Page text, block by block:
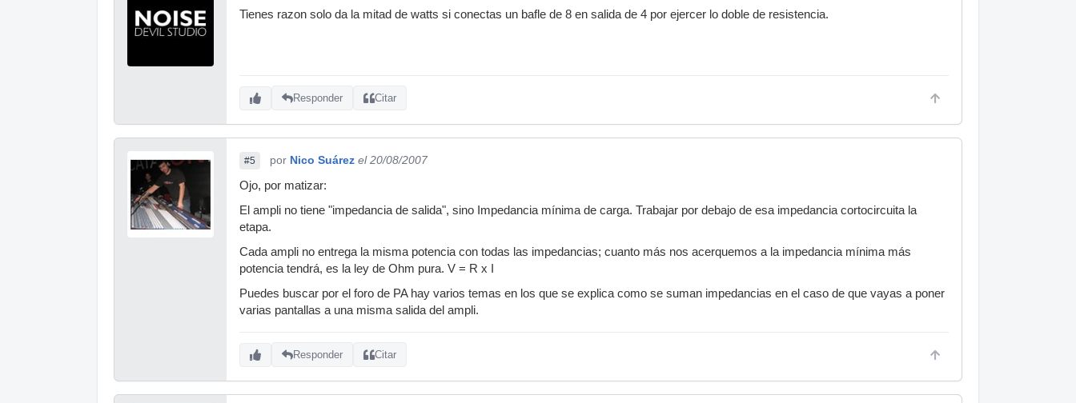
Tienes razon solo da la mitad de watts si conectas un bafle de 8 en salida de 4 por ejercer lo doble de resistencia.
Responder Citar
#5 por Nico Suárez el 20/08/2007
Ojo, por matizar:
El ampli no tiene "impedancia de salida", sino Impedancia mínima de carga. Trabajar por debajo de esa impedancia cortocircuita la
etapa.
Cada ampli no entrega la misma potencia con todas las impedancias; cuanto más nos acerquemos a la impedancia mínima más
potencia tendrá, es la ley de Ohm pura. V = R x I
Puedes buscar por el foro de PA hay varios temas en los que se explica como se suman impedancias en el caso de que vayas a poner
varias pantallas a una misma salida del ampli.
Responder Citar